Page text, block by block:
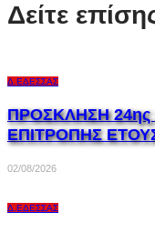
Δείτε
Δ.ΈΔΕΣΣΑΣ
ΠΡΟΣΚΛΗΣΗ
ΕΠΙΤΡΟΠΗΣ
02/08/2026
Δ.ΈΔΕΣΣΑΣ